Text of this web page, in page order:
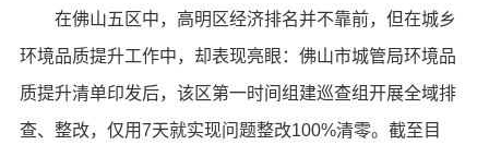
在佛山五区中，高明区经济排名并不靠前，但在城乡
环境品质提升工作中，却表现亮眼：佛山市城管局环境品
质提升清单印发后，该区第一时间组建巡查组开展全域排
查、整改，仅用7天就实现问题整改100%清零。截至目